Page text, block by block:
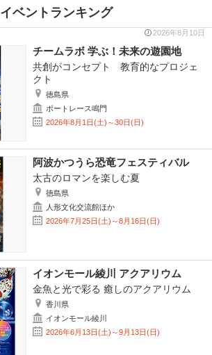
イベントランキング
2026年8月10日
チームラボ 学ぶ！未来の遊園地
共創がコンセプト 教育的なプロジェ
クト
徳島県
ボートレース鳴門
2026年8月1日(土)～30日(日)
阿波かつうら恐竜フェスティバル
太古のロマンを楽しむ夏
徳島県
人形文化交流館ほか
2026年7月25日(土)～8月16日(日)
イオンモール綾川 アクアリウム
金魚と光で彩る 癒しのアクアリウム
香川県
イオンモール綾川
2026年6月13日(土)～9月13日(日)